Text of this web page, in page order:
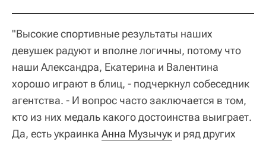
"Высокие спортивные результаты наших
девушек радуют и вполне логичны, потому что
наши Александра, Екатерина и Валентина
хорошо играют в блиц, - подчеркнул собеседник
агентства. - И вопрос часто заключается в том,
кто из них медаль какого достоинства выиграет.
Да, есть украинка Анна Музычук и ряд других